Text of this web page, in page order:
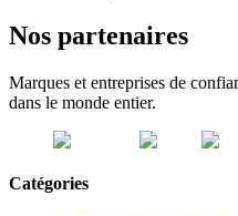
Nos partenaires
Marques et entreprises de
dans le monde entier.
Catégories